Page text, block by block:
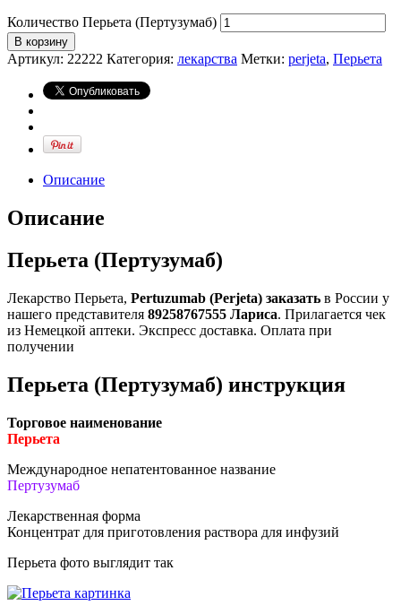
Количество Перьета (Пертузумаб)
В корзину
Артикул: 22222 Категория: лекарства Метки: perjeta, Перьета
Описание
Описание
Перьета (Пертузумаб)
Лекарство Перьета, Pertuzumab (Perjeta) заказать в России у
нашего представителя 89258767555 Лариса. Прилагается чек
из Немецкой аптеки. Экспресс доставка. Оплата при
получении
Перьета (Пертузумаб) инструкция
Торговое наименование
Перьета
Международное непатентованное название
Пертузумаб
Лекарственная форма
Концентрат для приготовления раствора для инфузий
Перьета фото выглядит так